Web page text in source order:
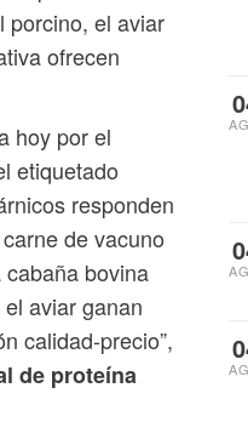
porcino, el aviar
ofrecen
hoy por el
etiquetado
responden
de vacuno
bovina
aviar ganan
calidad-precio”,
de proteína